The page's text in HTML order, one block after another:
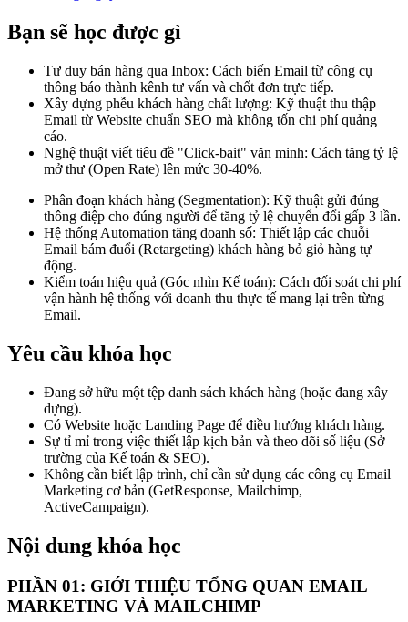
Bạn sẽ học được gì
Tư duy bán hàng qua Inbox: Cách biến Email từ công cụ
thông báo thành kênh tư vấn và chốt đơn trực tiếp.
Xây dựng phễu khách hàng chất lượng: Kỹ thuật thu thập
Email từ Website chuẩn SEO mà không tốn chi phí quảng
cáo.
Nghệ thuật viết tiêu đề "Click-bait" văn minh: Cách tăng tỷ lệ
mở thư (Open Rate) lên mức 30-40%.
Phân đoạn khách hàng (Segmentation): Kỹ thuật gửi đúng
thông điệp cho đúng người để tăng tỷ lệ chuyển đổi gấp 3 lần.
Hệ thống Automation tăng doanh số: Thiết lập các chuỗi
Email bám đuổi (Retargeting) khách hàng bỏ giỏ hàng tự
động.
Kiểm toán hiệu quả (Góc nhìn Kế toán): Cách đối soát chi phí
vận hành hệ thống với doanh thu thực tế mang lại trên từng
Email.
Yêu cầu khóa học
Đang sở hữu một tệp danh sách khách hàng (hoặc đang xây
dựng).
Có Website hoặc Landing Page để điều hướng khách hàng.
Sự tỉ mỉ trong việc thiết lập kịch bản và theo dõi số liệu (Sở
trường của Kế toán & SEO).
Không cần biết lập trình, chỉ cần sử dụng các công cụ Email
Marketing cơ bản (GetResponse, Mailchimp,
ActiveCampaign).
Nội dung khóa học
PHẦN 01: GIỚI THIỆU TỔNG QUAN EMAIL
MARKETING VÀ MAILCHIMP